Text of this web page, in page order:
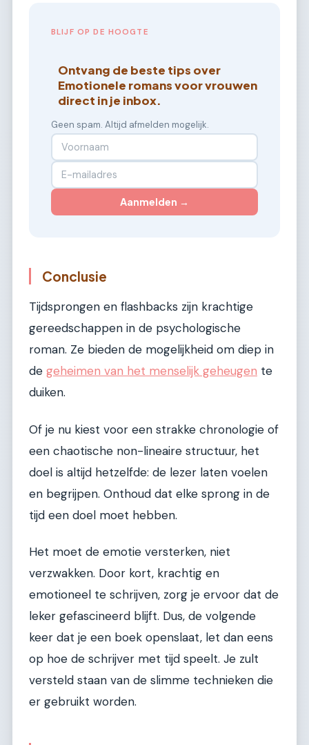
BLIJF OP DE HOOGTE
Ontvang de beste tips over
Emotionele romans voor vrouwen
direct in je inbox.
Geen spam. Altijd afmelden mogelijk.
Aanmelden →
Conclusie
Tijdsprongen en flashbacks zijn krachtige
gereedschappen in de psychologische
roman. Ze bieden de mogelijkheid om diep in
de geheimen van het menselijk geheugen te
duiken.
Of je nu kiest voor een strakke chronologie of
een chaotische non-lineaire structuur, het
doel is altijd hetzelfde: de lezer laten voelen
en begrijpen. Onthoud dat elke sprong in de
tijd een doel moet hebben.
Het moet de emotie versterken, niet
verzwakken. Door kort, krachtig en
emotioneel te schrijven, zorg je ervoor dat de
leker gefascineerd blijft. Dus, de volgende
keer dat je een boek openslaat, let dan eens
op hoe de schrijver met tijd speelt. Je zult
versteld staan van de slimme technieken die
er gebruikt worden.